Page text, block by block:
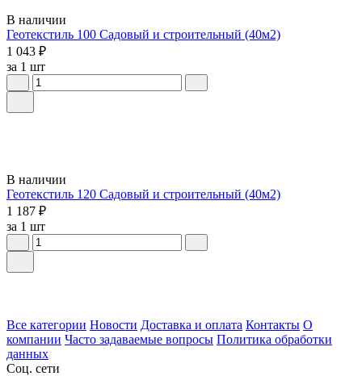
В наличии
Геотекстиль 100 Садовый и строительный (40м2)
1 043 ₽
за 1 шт
В наличии
Геотекстиль 120 Садовый и строительный (40м2)
1 187 ₽
за 1 шт
Все категории Новости Доставка и оплата Контакты О
компании Часто задаваемые вопросы Политика обработки
данных
Соц. сети